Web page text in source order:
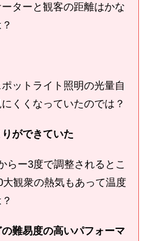
ターと観客の距離はかな
ットライト照明の光量自
くくなっていたのでは？
ができていた
らー3度で調整されるとこ
観衆の熱気もあって温度
難易度の高いパフォーマ